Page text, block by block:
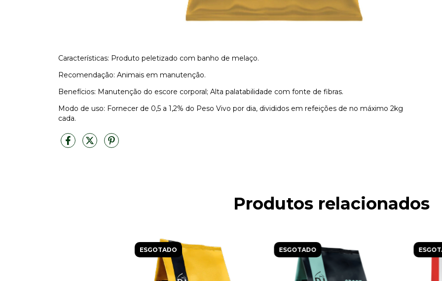
Características: Produto peletizado com banho de melaço.
Recomendação: Animais em manutenção.
Benefícios: Manutenção do escore corporal; Alta palatabilidade com fonte de fibras.
Modo de uso: Fornecer de 0,5 a 1,2% do Peso Vivo por dia, divididos em refeições de no máximo 2kg
cada.
Produtos relacionados
ESGOTADO ESGOTADO